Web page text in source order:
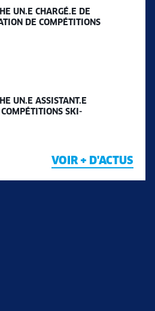
UN.E CHARGÉ.E DE
DE COMPÉTITIONS
UN.E ASSISTANT.E
SKI-
VOIR + D'ACTUS